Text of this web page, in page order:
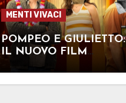
MENTI VIVACI
POMPEO E GIULIETTO:
IL NUOVO FILM
CANDIDATO AGLI